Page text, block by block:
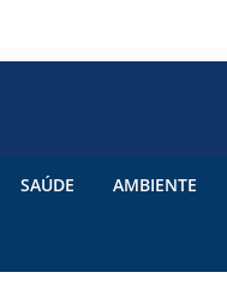
SAÚDE AMBIENTE